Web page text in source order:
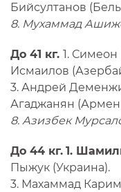
Бийсултанов
8. Мухаммад
До 41 кг. 1. Симеон
Исмаилов
3. Андрей
Агаджанян
8. Азизбек
До 44 кг. 1.
Пыжук (Украина).
3. Махаммад